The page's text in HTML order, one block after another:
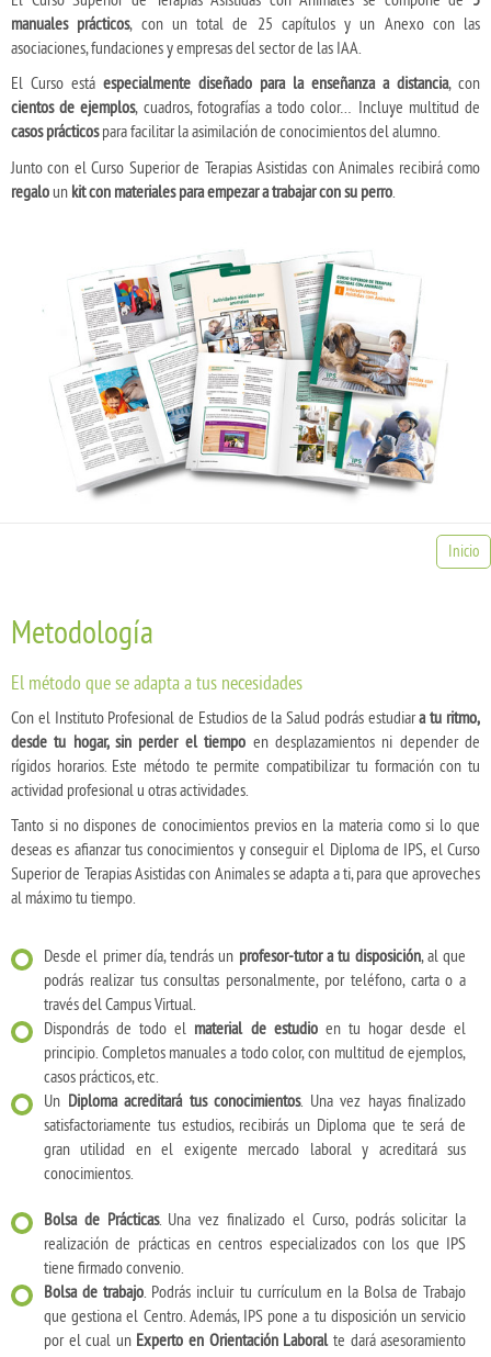
manuales prácticos, con un total de 25 capítulos y un Anexo con las
asociaciones, fundaciones y empresas del sector de las IAA.
El Curso está especialmente diseñado para la enseñanza a distancia, con
cientos de ejemplos, cuadros, fotografías a todo color… Incluye multitud de
casos prácticospara facilitar la asimilación de conocimientos del alumno.
Junto con el Curso Superior de Terapias Asistidas con Animales recibirá como
regaloun kit con materiales para empezar a trabajar con su perro
Inicio
Metodología
El método que se adapta a tus necesidades
Con el Instituto Profesional de Estudios de la Salud podrás estudiara tu ritmo,
desde tu hogar, sin perder el tiempo en desplazamientos ni depender de
rígidos horarios. Este método te permite compatibilizar tu formación con tu
actividad profesional u otras actividades.
Tanto si no dispones de conocimientos previos en la materia como si lo que
deseas es afianzar tus conocimientos y conseguir el Diploma de IPS, el Curso
Superior de Terapias Asistidas con Animales se adapta a ti, para que aproveches
al máximo tu tiempo.
Desde el primer día, tendrás un profesor-tutor a tu disposición, al que
podrás realizar tus consultas personalmente, por teléfono, carta o a
través del Campus Virtual.
Dispondrás de todo el material de estudioen tu hogar desde el
principio. Completos manuales a todo color, con multitud de ejemplos,
casos prácticos, etc.
Un Diploma acreditará tus conocimientos. Una vez hayas finalizado
satisfactoriamente tus estudios, recibirás un Diploma que te será de
gran utilidad en el exigente mercado laboral y acreditará sus
conocimientos.
Bolsa de Prácticas. Una vez finalizado el Curso, podrás solicitar la
realización de prácticas en centros especializados con los que IPS
tiene firmado convenio.
Bolsa de trabajo . Podrás incluir tu currículum en la Bolsa de Trabajo
que gestiona el Centro. Además, IPS pone a tu disposición un servicio
por el cual un Experto en Orientación Laboralte dará asesoramiento